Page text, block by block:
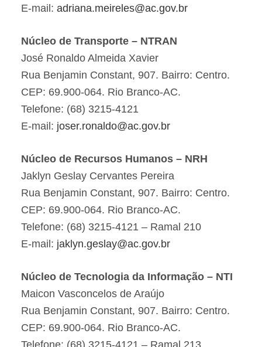
E-mail: adriana.meireles@ac.gov.br
Núcleo de Transporte – NTRAN
José Ronaldo Almeida Xavier
Rua Benjamin Constant, 907. Bairro: Centro.
CEP: 69.900-064. Rio Branco-AC.
Telefone: (68) 3215-4121
E-mail: joser.ronaldo@ac.gov.br
Núcleo de Recursos Humanos – NRH
Jaklyn Geslay Cervantes Pereira
Rua Benjamin Constant, 907. Bairro: Centro.
CEP: 69.900-064. Rio Branco-AC.
Telefone: (68) 3215-4121 – Ramal 210
E-mail: jaklyn.geslay@ac.gov.br
Núcleo de Tecnologia da Informação – NTI
Maicon Vasconcelos de Araújo
Rua Benjamin Constant, 907. Bairro: Centro.
CEP: 69.900-064. Rio Branco-AC.
Telefone: (68) 3215-4121 – Ramal 213